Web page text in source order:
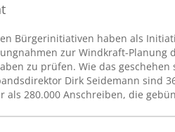
Bürgerinitiativen haben als
zur Windkraft-Planung
zu prüfen. Wie das
Dirk Seidemann sind
als 280.000 Anschreiben, die